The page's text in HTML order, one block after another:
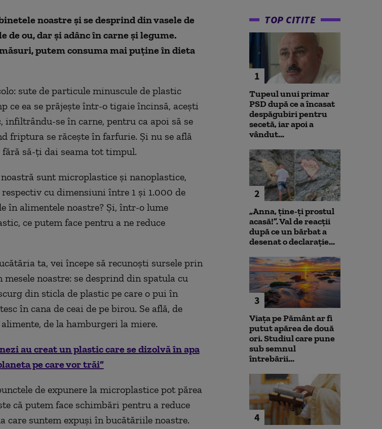
noastre și se desprind din vasele de
ou, dar și adânc în carne și legume.
putem consuma mai puține în dieta
sute de particule minuscule de plastic
ce ea se prăjește într-o tigaie încinsă, acești
infiltrându-se în carne, pentru ca apoi să se
friptura se răcește în farfurie. Și nu se află
să-ți dai seama tot timpul.
sunt microplastice și nanoplastice,
cu dimensiuni între 1 și 1.000 de
în alimentele noastre? Și, într-o lume
ce putem face pentru a ne reduce
ta, vei începe să recunoști sursele prin
noastre: se desprind din spatula cu
din sticla de plastic pe care o pui în
în cana de ceai de pe birou. Se află, de
de la hamburgeri la miere.
au creat un plastic care se dizolvă în apa
pe care vor trăi”
de expunere la microplastice pot părea
că putem face schimbări pentru a reduce
care suntem expuși în bucătăriile noastre.
TOP CITITE
1
Tupeul unui primar
PSD după ce a încasat
despăgubiri pentru
secetă, iar apoi a
vândut...
2
„Anna, ţine-ţi prostul
acasă!”. Val de reacții
după ce un bărbat a
desenat o declarație...
3
Viața pe Pământ ar fi
putut apărea de două
ori. Studiul care pune
sub semnul
întrebării...
4